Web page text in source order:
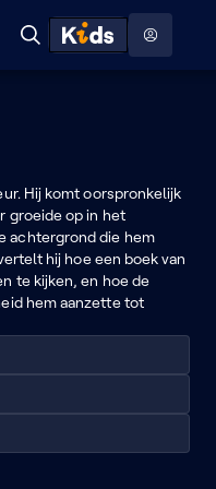
Naar help
Zoeken
ontdekken
Hij komt oorspronkelijk
groeide op in het
achtergrond die hem
hij hoe een boek van
te kijken, en hoe de
hem aanzette tot